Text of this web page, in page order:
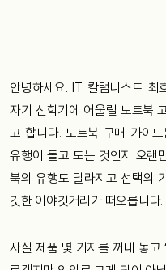
안녕하세요. IT 칼럼니스트 최
자기 신학기에 어울릴 노트북
고 합니다. 노트북 구매 가이
유행이 돌고 도는 것인지 오랜
북의 유행도 달라지고 선택의
깃한 이야깃거리가 떠오릅니다.
사실 제품 몇 가지를 꺼내 놓고